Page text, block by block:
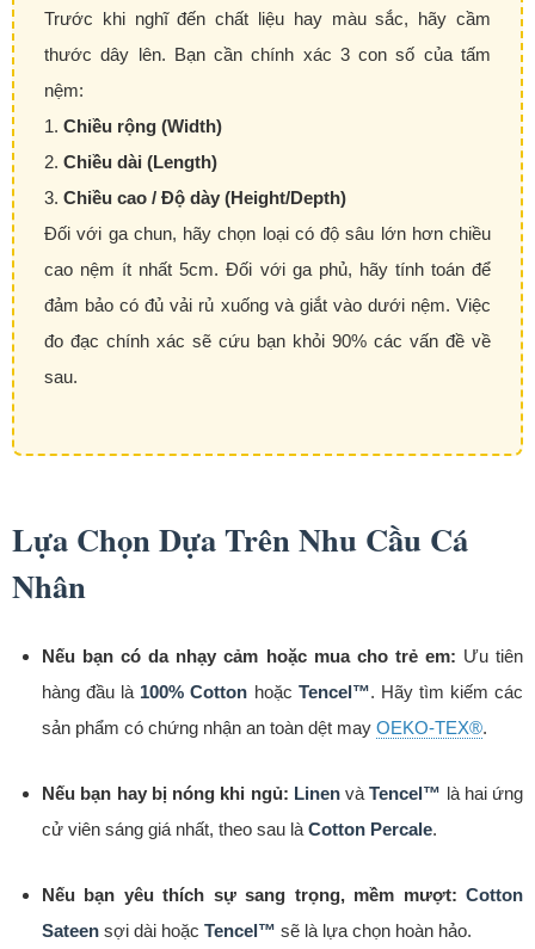
Trước khi nghĩ đến chất liệu hay màu sắc, hãy cầm
thước dây lên. Bạn cần chính xác 3 con số của tấm
nệm:
1. Chiều rộng (Width)
2. Chiều dài (Length)
3. Chiều cao / Độ dày (Height/Depth)
Đối với ga chun, hãy chọn loại có độ sâu lớn hơn chiều
cao nệm ít nhất 5cm. Đối với ga phủ, hãy tính toán để
đảm bảo có đủ vải rủ xuống và giắt vào dưới nệm. Việc
đo đạc chính xác sẽ cứu bạn khỏi 90% các vấn đề về
sau.
Lựa Chọn Dựa Trên Nhu Cầu Cá
Nhân
Nếu bạn có da nhạy cảm hoặc mua cho trẻ em: Ưu tiên
hàng đầu là 100% Cotton hoặc Tencel™. Hãy tìm kiếm các
sản phẩm có chứng nhận an toàn dệt may OEKO-TEX®.
Nếu bạn hay bị nóng khi ngủ: LinenvàTencel™ là hai ứng
cử viên sáng giá nhất, theo sau là Cotton Percale.
Nếu bạn yêu thích sự sang trọng, mềm mượt: Cotton
Sateen sợi dài hoặc Tencel™ sẽ là lựa chọn hoàn hảo.